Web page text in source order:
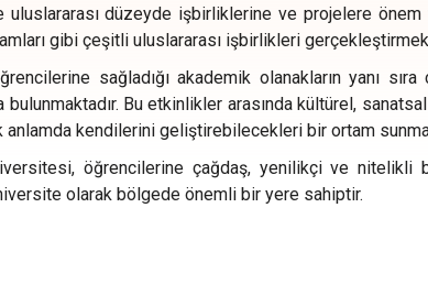
uluslararası düzeyde işbirliklerine ve projelere
gibi çeşitli uluslararası işbirlikleri
sağladığı akademik olanakların yanı
bulunmaktadır. Bu etkinlikler arasında kültürel,
kendilerini geliştirebilecekleri bir ortam sunma
öğrencilerine çağdaş, yenilikçi ve nitelikli
olarak bölgede önemli bir yere sahiptir.